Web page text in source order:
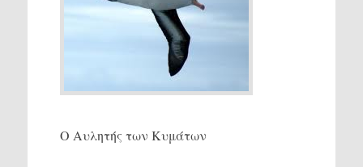
Ο Αυλητής των Κυμάτων